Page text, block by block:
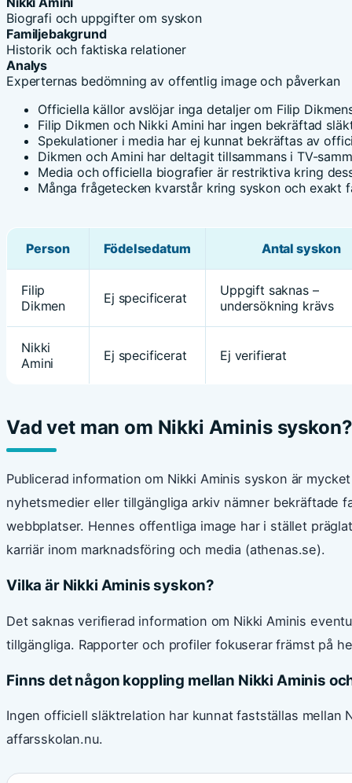
Biografi och uppgifter om syskon
Familjebakgrund
Historik och faktiska relationer
Analys
Experternas bedömning av offentlig image och påverkan
Officiella källor avslöjar inga detaljer om Filip
Filip Dikmen och Nikki Amini har ingen bekräftad
Spekulationer i media har ej kunnat bekräftas av
Dikmen och Amini har deltagit tillsammans i TV-
Media och officiella biografier är restriktiva kring
Många frågetecken kvarstår kring syskon och exakt
Person Födelsedatum Antal syskon
Filip
Dikmen
Ej specificerat
Uppgift saknas –
undersökning krävs
Nikki
Amini
Ej specificerat Ej verifierat
Vad vet man om Nikki Aminis syskon?
Publicerad information om Nikki Aminis syskon är
nyhetsmedier eller tillgängliga arkiv nämner bekräftade
webbplatser. Hennes offentliga image har i stället
karriär inom marknadsföring och media (athenas.se).
Vilka är Nikki Aminis syskon?
Det saknas verifierad information om Nikki Aminis
tillgängliga. Rapporter och profiler fokuserar främst på
Finns det någon koppling mellan Nikki Aminis
Ingen officiell släktrelation har kunnat fastställas mellan
affarsskolan.nu.